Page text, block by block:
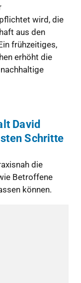
wird, die
aus den
frühzeitiges,
erhöht die
David
Schritte
die
Betroffene
können.